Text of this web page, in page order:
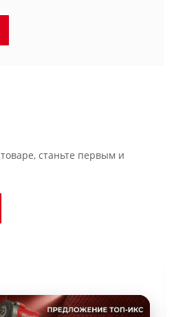
станьте первым и